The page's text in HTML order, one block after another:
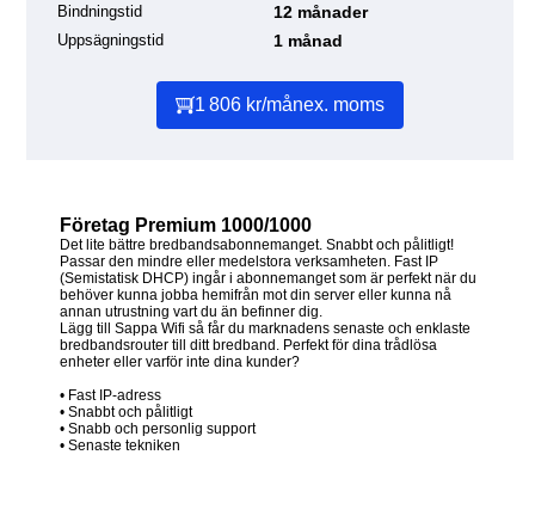
Bindningstid 12 månader
Uppsägningstid 1 månad
1 806 kr/månex. moms
Företag Premium 1000/1000
Det lite bättre bredbandsabonnemanget. Snabbt och pålitligt!
Passar den mindre eller medelstora verksamheten. Fast IP
(Semistatisk DHCP) ingår i abonnemanget som är perfekt när du
behöver kunna jobba hemifrån mot din server eller kunna nå
annan utrustning vart du än befinner dig.
Lägg till Sappa Wifi så får du marknadens senaste och enklaste
bredbandsrouter till ditt bredband. Perfekt för dina trådlösa
enheter eller varför inte dina kunder?
• Fast IP-adress
• Snabbt och pålitligt
• Snabb och personlig support
• Senaste tekniken